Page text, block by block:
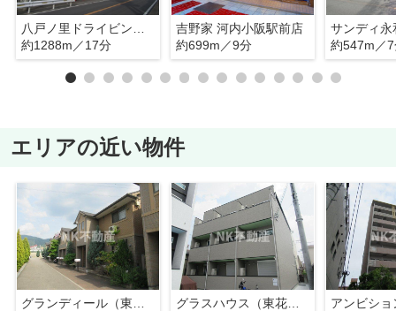
八戸ノ里ドライビングスクール
約1288m／17分
吉野家 河内小阪駅前店
約699m／9分
サンディ永
約547m／
エリアの近い物件
グラスハウス（東花園賃貸）